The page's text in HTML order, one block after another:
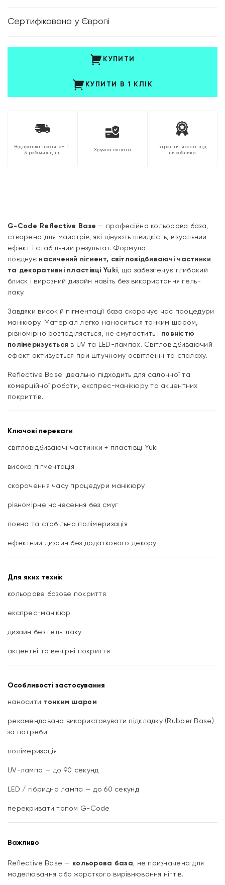
Cертифіковано у Європі
КУПИТИ
КУПИТИ В 1 КЛІК
Відправка протягом 1-
3 робочих днів
Зручна оплата
Гарантія якості від
виробника
G-Code Reflective Base — професійна кольорова база,
створена для майстрів, які цінують швидкість, візуальний
ефект і стабільний результат. Формула
поєднує насичений пігмент, світловідбиваючі частинки
та декоративні пластівці Yuki , що забезпечує глибокий
блиск і виразний дизайн навіть без використання гель-
лаку.
Завдяки високій пігментації база скорочує час процедури
манікюру. Матеріал легко наноситься тонким шаром,
рівномірно розподіляється, не смугастить і повністю
полімеризується в UV та LED-лампах. Світловідбиваючий
ефект активується при штучному освітленні та спалаху.
Reflective Base ідеально підходить для салонної та
комерційної роботи, експрес-манікюру та акцентних
покриттів.
Ключові переваги
світловідбиваючі частинки + пластівці Yuki
висока пігментація
скорочення часу процедури манікюру
рівномірне нанесення без смуг
повна та стабільна полімеризація
ефектний дизайн без додаткового декору
Для яких технік
кольорове базове покриття
експрес-манікюр
дизайн без гель-лаку
акцентні та вечірні покриття
Особливості застосування
наносити тонким шаром
рекомендовано використовувати підкладку (Rubber Base)
за потреби
полімеризація:
UV-лампа — до 90 секунд
LED / гібридна лампа — до 60 секунд
перекривати топом G-Code
Важливо
Reflective Base — кольорова база , не призначена для
моделювання або жорсткого вирівнювання нігтів.